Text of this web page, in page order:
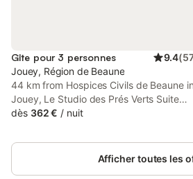
Gîte pour 3 personnes 9.4(
Jouey, Région de Beaune
44 km from Hospices Civils de Beaune in
Jouey, Le Studio des Prés Verts Suite
Design avec Jacuzzi Privatif provides
and spa facilities.
dès 362 € / nuit
Afficher toutes les